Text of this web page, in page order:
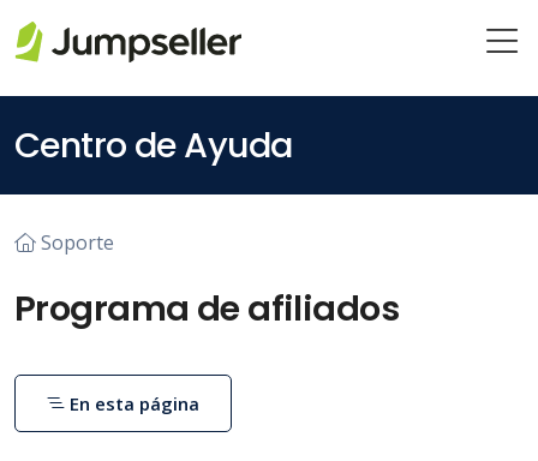
Centro de Ayuda
Soporte
Programa de afiliados
En esta página